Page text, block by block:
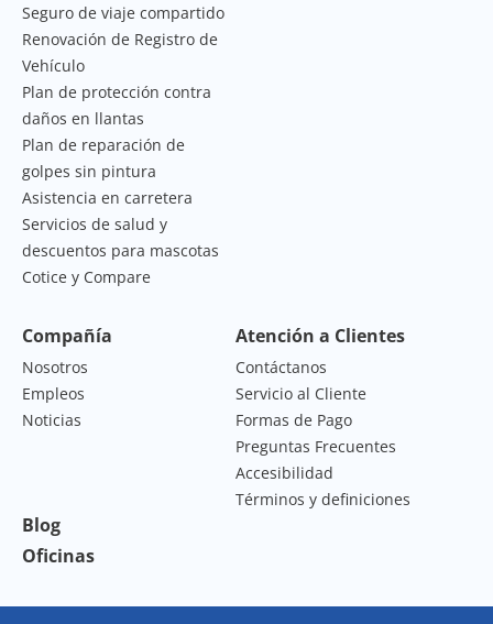
Seguro de viaje compartido
Renovación de Registro de
Vehículo
Plan de protección contra
daños en llantas
Plan de reparación de
golpes sin pintura
Asistencia en carretera
Servicios de salud y
descuentos para mascotas
Cotice y Compare
Compañía
Nosotros
Empleos
Noticias
Atención a Clientes
Contáctanos
Servicio al Cliente
Formas de Pago
Preguntas Frecuentes
Accesibilidad
Términos y definiciones
Blog
Oficinas